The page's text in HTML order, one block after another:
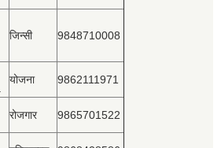
जिन्सी 9848710008
योजना 9862111971
रोजगार 9865701522